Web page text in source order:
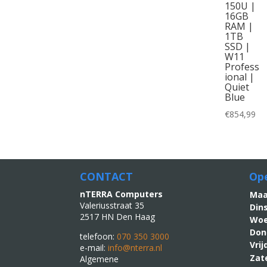
150U |
16GB
RAM |
1TB
SSD |
W11
Profess
ional |
Quiet
Blue
€854,99
CONTACT
nTERRA Computers
Valeriusstraat 35
2517 HN Den Haag
telefoon:070 350 3000
e-mail:info@nterra.nl
Algemene